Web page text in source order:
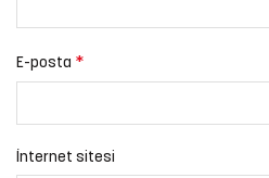
E-posta *
İnternet sitesi